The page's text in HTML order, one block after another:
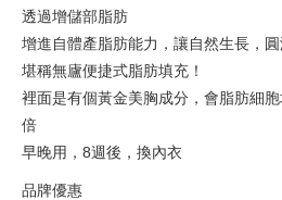
透過增儲部脂肪
增進自體產脂肪能力，讓自然生長，圓
堪稱無廬便捷式脂肪填充！
裡面是有個黃金美胸成分，會脂肪細
倍
早晚用，8週後，換內衣
品牌優惠